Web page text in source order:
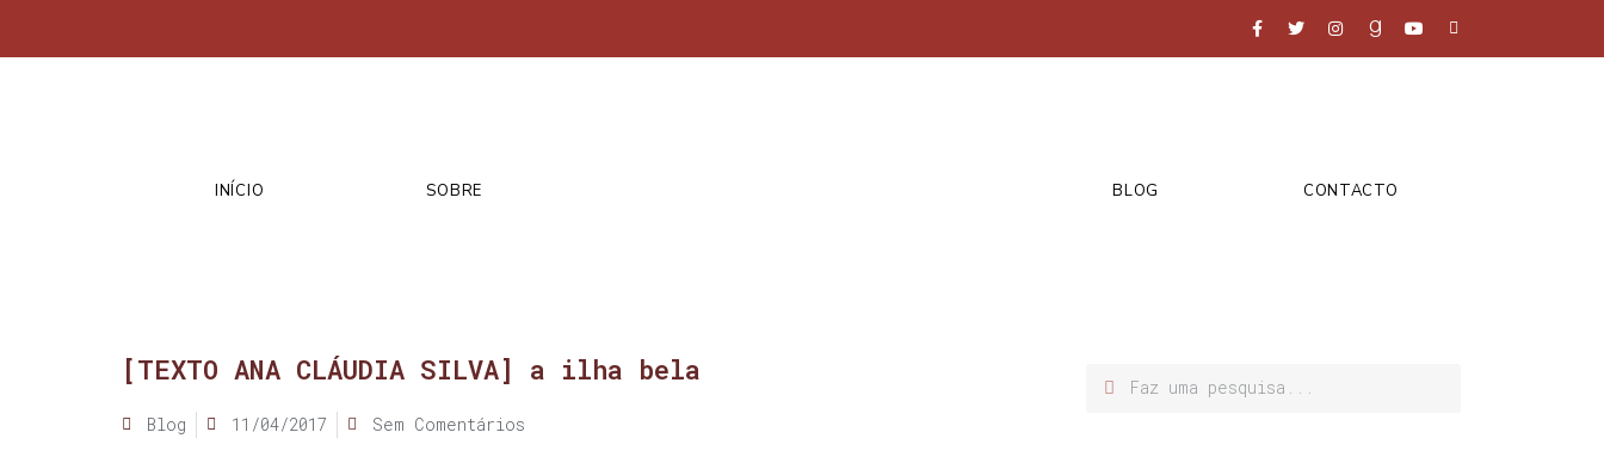
INÍCIO SOBRE BLOG CONTACTO
[TEXTO ANA CLÁUDIA SILVA] a ilha bela
Blog 11/04/2017 Sem Comentários